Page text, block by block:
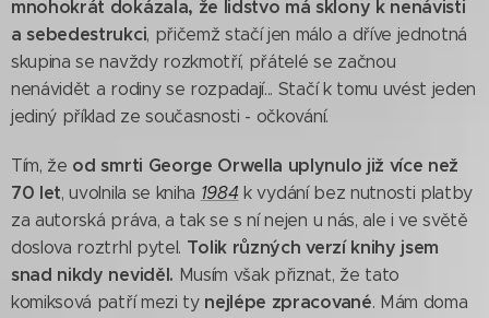
mnohokrát dokázala, že lidstvo má sklony k nenávisti
a sebedestrukci, přičemž stačí jen málo a dříve jednotná
skupina se navždy rozkmotří, přátelé se začnou
nenávidět a rodiny se rozpadají... Stačí k tomu uvést jeden
jediný příklad ze současnosti - očkování.
Tím, že od smrti George Orwella uplynulo již více než
70 let, uvolnila se kniha 1984 k vydání bez nutnosti platby
za autorská práva, a tak se s ní nejen u nás, ale i ve světě
doslova roztrhl pytel. Tolik různých verzí knihy jsem
snad nikdy neviděl. Musím však přiznat, že tato
komiksová patří mezi ty nejlépe zpracované. Mám doma